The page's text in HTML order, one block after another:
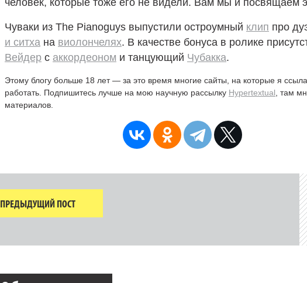
человек, которые тоже его не видели. Вам мы и посвящаем
Чуваки из The Pianoguys выпустили остроумный клип про
и ситха на виолончелях. В качестве бонуса в ролике
Вейдер с аккордеоном и танцующий Чубакка.
Этому блогу больше 18 лет — за это время многие сайты, на которые я
работать. Подпишитесь лучше на мою научную рассылку Hypertextual , там
материалов.
ПРЕДЫДУЩИЙ ПОСТ